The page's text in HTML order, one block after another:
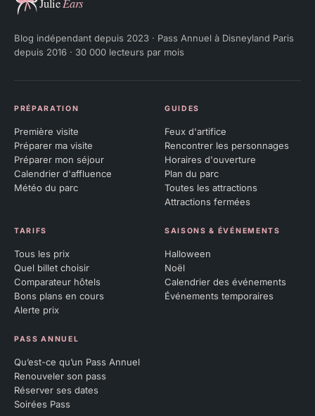
Julie Ears
Blog indépendant depuis 2023 · Pass Annuel à Disneyland Paris
depuis 2016 · 30 000 lecteurs par mois
PRÉPARATION
Première visite
Préparer ma visite
Préparer mon séjour
Calendrier d'affluence
Météo du parc
GUIDES
Feux d'artifice
Rencontrer les personnages
Horaires d'ouverture
Plan du parc
Toutes les attractions
Attractions fermées
TARIFS
Tous les prix
Quel billet choisir
Comparateur hôtels
Bons plans en cours
Alerte prix
SAISONS & ÉVÉNEMENTS
Halloween
Noël
Calendrier des événements
Événements temporaires
PASS ANNUEL
Qu’est-ce qu’un Pass Annuel
Renouveler son pass
Réserver ses dates
Soirées Pass